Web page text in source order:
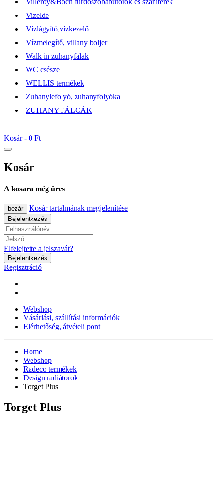
Villeroy&Boch fürdőszobabútorok és szaniterek
Vizelde
Vízlágyító,vízkezelő
Vízmelegítő, villany boljer
Walk in zuhanyfalak
WC csésze
WELLIS termékek
Zuhanylefolyó, zuhanyfolyóka
ZUHANYTÁLCÁK
Kosár - 0 Ft
Kosár
A kosara még üres
bezár Kosár tartalmának megjelenítése
Bejelentkezés
Elfelejtette a jelszavát?
Bejelentkezés
Regisztráció
Webshop
Vásárlási, szállítási információk
Elérhetőség, átvételi pont
Home
Webshop
Radeco termékek
Design radiátorok
Torget Plus
Torget Plus